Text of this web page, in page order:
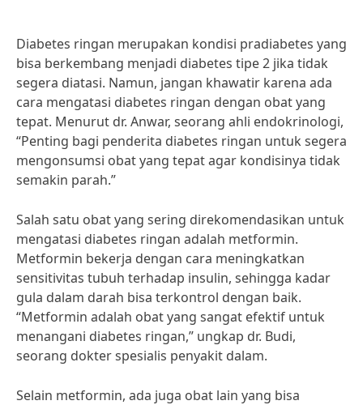
Diabetes ringan merupakan kondisi pradiabetes yang
bisa berkembang menjadi diabetes tipe 2 jika tidak
segera diatasi. Namun, jangan khawatir karena ada
cara mengatasi diabetes ringan dengan obat yang
tepat. Menurut dr. Anwar, seorang ahli endokrinologi,
“Penting bagi penderita diabetes ringan untuk segera
mengonsumsi obat yang tepat agar kondisinya tidak
semakin parah.”
Salah satu obat yang sering direkomendasikan untuk
mengatasi diabetes ringan adalah metformin.
Metformin bekerja dengan cara meningkatkan
sensitivitas tubuh terhadap insulin, sehingga kadar
gula dalam darah bisa terkontrol dengan baik.
“Metformin adalah obat yang sangat efektif untuk
menangani diabetes ringan,” ungkap dr. Budi,
seorang dokter spesialis penyakit dalam.
Selain metformin, ada juga obat lain yang bisa